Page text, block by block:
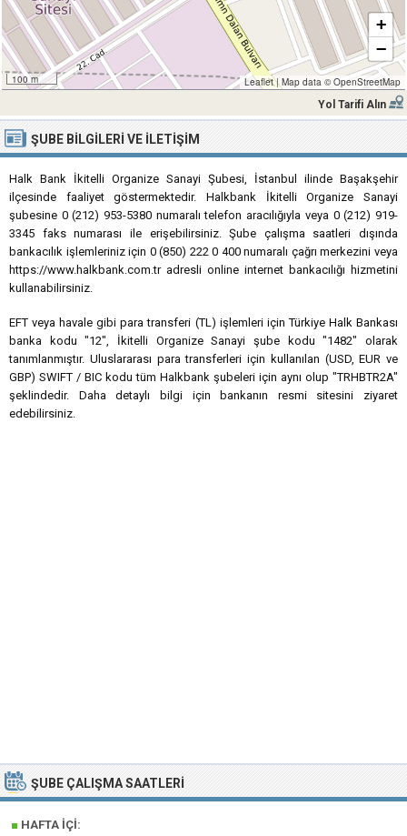
100 m
+
−
Leaflet |Map data ©OpenStreetMap
Yol Tarifi Alın
ŞUBE BILGILERI VE İLETIŞIM
Halk Bank İkitelli Organize Sanayi Şubesi, İstanbul ilinde Başakşehir
ilçesinde faaliyet göstermektedir. Halkbank İkitelli Organize Sanayi
şubesine 0 (212) 953-5380 numaralı telefon aracılığıyla veya 0 (212) 919-
3345 faks numarası ile erişebilirsiniz. Şube çalışma saatleri dışında
bankacılık işlemleriniz için 0 (850) 222 0 400 numaralı çağrı merkezini veya
https://www.halkbank.com.tr adresli online internet bankacılığı hizmetini
kullanabilirsiniz.
EFT veya havale gibi para transferi (TL) işlemleri için Türkiye Halk Bankası
banka kodu "12", İkitelli Organize Sanayi şube kodu "1482" olarak
tanımlanmıştır. Uluslararası para transferleri için kullanılan (USD, EUR ve
GBP) SWIFT / BIC kodu tüm Halkbank şubeleri için aynı olup "TRHBTR2A"
şeklindedir. Daha detaylı bilgi için bankanın resmi sitesini ziyaret
edebilirsiniz.
ŞUBE ÇALIŞMA SAATLERI
■ HAFTA İÇI: